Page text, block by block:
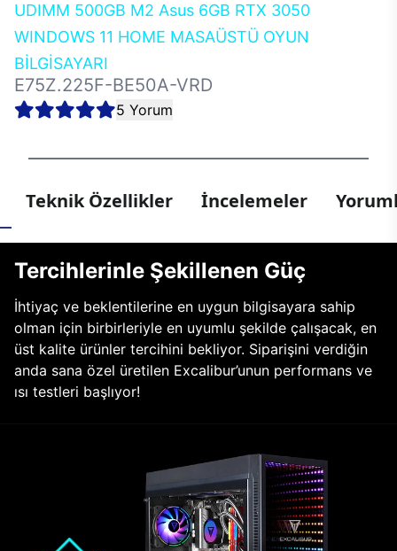
UDIMM 500GB M2 Asus 6GB RTX 3050
WINDOWS 11 HOME MASAÜSTÜ OYUN
BİLGİSAYARI
E75Z.225F-BE50A-VRD
5 Yorum
Teknik Özellikler İncelemeler
Tercihlerinle Şekillenen Güç
İhtiyaç ve beklentilerine en uygun bilgisayara sahip
olman için birbirleriyle en uyumlu şekilde çalışacak, en
üst kalite ürünler tercihini bekliyor. Siparişini verdiğin
anda sana özel üretilen Excalibur’unun performans ve
ısı testleri başlıyor!